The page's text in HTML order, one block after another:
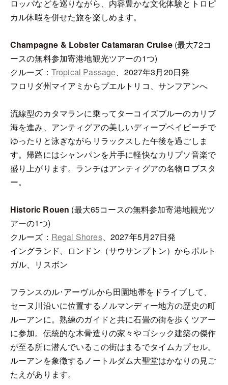
ロッパなどを巡りながら、内容豊かな文化体験とトロピ
カル休暇を併せた旅を楽しめます。
Champagne & Lobster Catamaran Cruise(最大72コ
ースの無料参加寄港地観光ツアーの1つ)
クルーズ： Tropical Passage、2027年3月20日発
フロリダ州マイアミからプエルトリコ、サンフアンへ
流線型のカタマランに乗ってターコイズブルーのカリブ
海を進み、アンティグアの美しいディープベイビーチで
ゆったりと泳ぎながらリラックスした午後を過ごしま
す。帰路にはシャンパンを片手に軽快なカリプソ音楽で
盛り上がります。ランチはアンティグアの名物ロブスタ
ー。
Historic Rouen (最大65コースの無料参加寄港地観光ツ
アーの1つ)
クルーズ： Regal Shores、2027年5月27日発
イングランド、ロンドン（サウサンプトン）からポルト
ガル、リスボン
フランスのル･アーヴルから田園地帯をドライブして、
セーヌ川沿いに位置するノルマンディー地方の歴史の町
ルーアンに。熟練のガイドと共に石畳の街を歩くツアー
に参加。伝統的な木骨造りの家々やゴシック建築の傑作
が至る所に潜んでいるこの街はまるでタイムカプセル。
ルーアンを象徴するノートルダム大聖堂はかなりの見ご
たえがあります。